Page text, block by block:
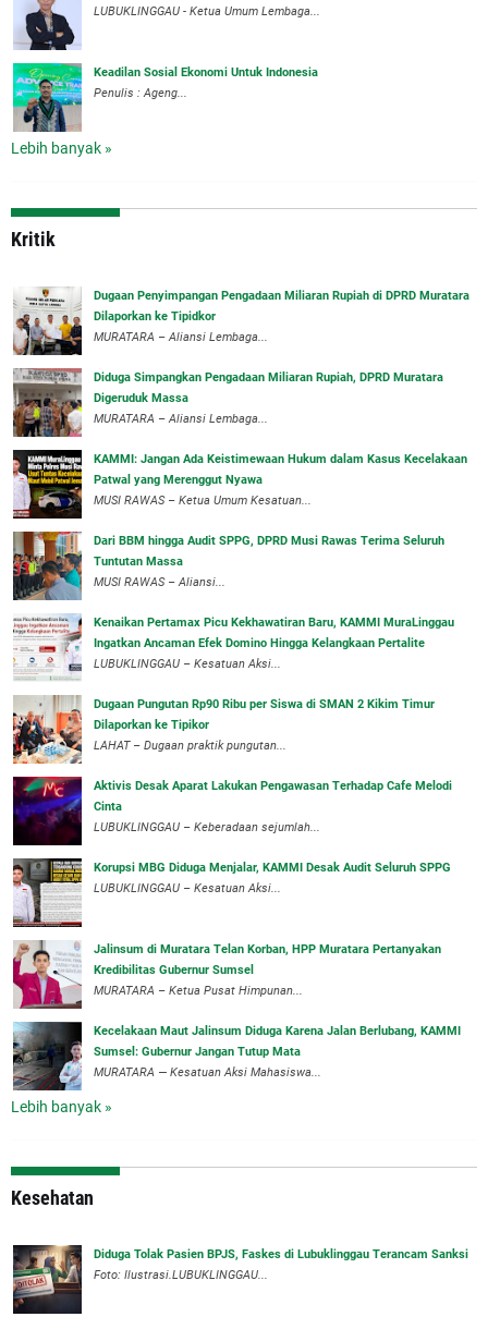
LUBUKLINGGAU - Ketua Umum Lembaga...
Keadilan Sosial Ekonomi Untuk Indonesia
Penulis : Ageng...
Lebih banyak »
Kritik
‎Dugaan Penyimpangan Pengadaan Miliaran Rupiah di DPRD Muratara
Dilaporkan ke Tipidkor
‎MURATARA – Aliansi Lembaga...
Diduga Simpangkan Pengadaan Miliaran Rupiah, DPRD Muratara
Digeruduk Massa
‎MURATARA – Aliansi Lembaga...
‎KAMMI: Jangan Ada Keistimewaan Hukum dalam Kasus Kecelakaan
Patwal yang Merenggut Nyawa
‎MUSI RAWAS – Ketua Umum Kesatuan...
Dari BBM hingga Audit SPPG, DPRD Musi Rawas Terima Seluruh
Tuntutan Massa
MUSI RAWAS – Aliansi...
‎Kenaikan Pertamax Picu Kekhawatiran Baru, KAMMI MuraLinggau
Ingatkan Ancaman Efek Domino Hingga Kelangkaan Pertalite
‎LUBUKLINGGAU – Kesatuan Aksi...
Dugaan Pungutan Rp90 Ribu per Siswa di SMAN 2 Kikim Timur
Dilaporkan ke Tipikor
LAHAT – Dugaan praktik pungutan...
Aktivis Desak Aparat Lakukan Pengawasan Terhadap Cafe Melodi
Cinta
LUBUKLINGGAU – Keberadaan sejumlah...
Korupsi MBG Diduga Menjalar, KAMMI Desak Audit Seluruh SPPG
‎LUBUKLINGGAU – Kesatuan Aksi...
‎Jalinsum di Muratara Telan Korban, HPP Muratara Pertanyakan
Kredibilitas Gubernur Sumsel
MURATARA – Ketua Pusat Himpunan...
‎Kecelakaan Maut Jalinsum Diduga Karena Jalan Berlubang, KAMMI
Sumsel: Gubernur Jangan Tutup Mata
‎MURATARA — Kesatuan Aksi Mahasiswa...
Lebih banyak »
Kesehatan
Diduga Tolak Pasien BPJS, Faskes di Lubuklinggau Terancam Sanksi
Foto: Ilustrasi.LUBUKLINGGAU...